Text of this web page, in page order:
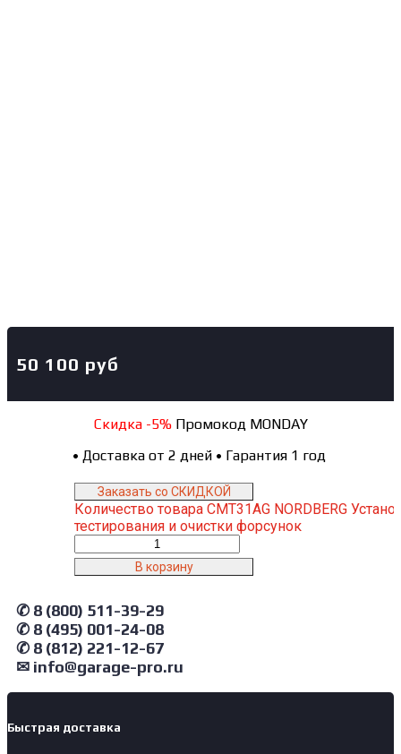
50 100 руб
Скидка -5%Промокод MONDAY
• Доставка от 2 дней • Гарантия 1 год
Заказать со СКИДКОЙ
Количество товара CMT31AG NORDBERG
тестирования и очистки форсунок
В корзину
✆ 8 (800) 511-39-29
✆ 8 (495) 001-24-08
✆ 8 (812) 221-12-67
✉ info@garage-pro.ru
Быстрая доставка